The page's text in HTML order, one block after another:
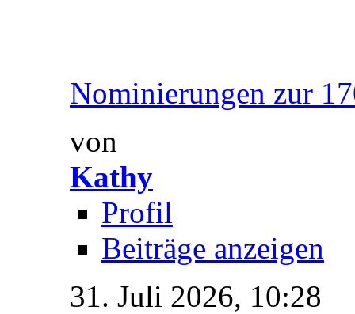
Nominierungen zur
von
Kathy
Profil
Beiträge anzeigen
31. Juli 2026, 10:28